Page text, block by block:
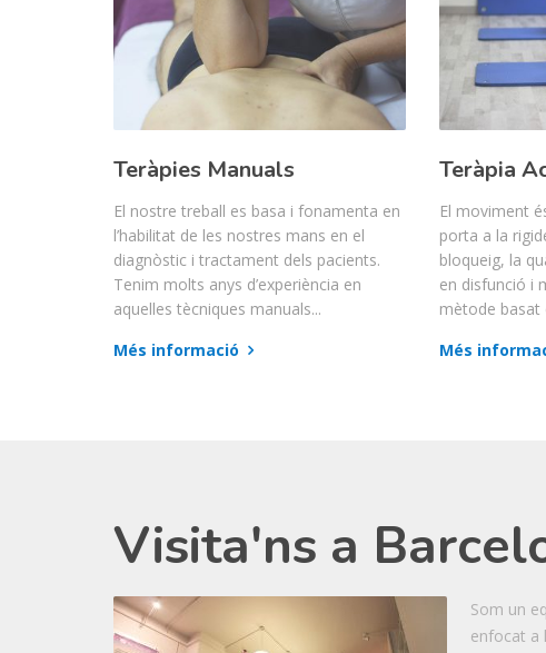
Teràpies Manuals
El nostre treball es basa i fonamenta en
l’habilitat de les nostres mans en el
diagnòstic i tractament dels pacients.
Tenim molts anys d’experiència en
aquelles tècniques manuals...
Més informació
Teràpia
El moviment
porta a la
bloqueig, la
en disfunció i
mètode basat
Més
Visita'ns a
Som un
enfocat a